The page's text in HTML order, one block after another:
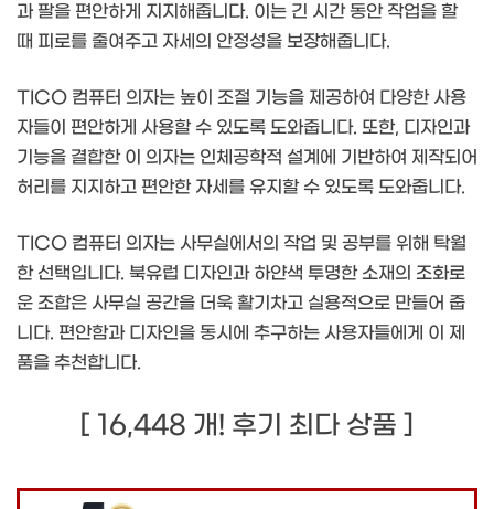
과 팔을 편안하게 지지해줍니다. 이는 긴 시간 동안 작업을 할
때 피로를 줄여주고 자세의 안정성을 보장해줍니다.
TICO 컴퓨터 의자는 높이 조절 기능을 제공하여 다양한 사용
자들이 편안하게 사용할 수 있도록 도와줍니다. 또한, 디자인과
기능을 결합한 이 의자는 인체공학적 설계에 기반하여 제작되어
허리를 지지하고 편안한 자세를 유지할 수 있도록 도와줍니다.
TICO 컴퓨터 의자는 사무실에서의 작업 및 공부를 위해 탁월
한 선택입니다. 북유럽 디자인과 하얀색 투명한 소재의 조화로
운 조합은 사무실 공간을 더욱 활기차고 실용적으로 만들어 줍
니다. 편안함과 디자인을 동시에 추구하는 사용자들에게 이 제
품을 추천합니다.
[ 16,448 개! 후기 최다 상품 ]